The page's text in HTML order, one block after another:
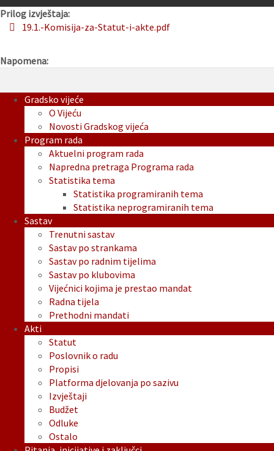
Prilog izvještaja:
19.1.-Komisija-za-Statut-i-akte.pdf
Napomena:
Gradsko vijeće
O Vijeću
Novosti Gradskog vijeća
Program rada
Aktuelni program rada
Napredna pretraga Programa rada
Statistika tema
Statistika programiranih tema
Statistika neprogramiranih tema
Sastav
Trenutni sastav
Sastav po strankama
Sastav po radnim tijelima
Sastav po klubovima
Vijećnici kojima je prestao mandat
Radna tijela
Prethodni mandati
Akti
Statut
Poslovnik o radu
Propisi
Platforma djelovanja po sazivu
Izvještaji
Budžet
Odluke
Ostalo